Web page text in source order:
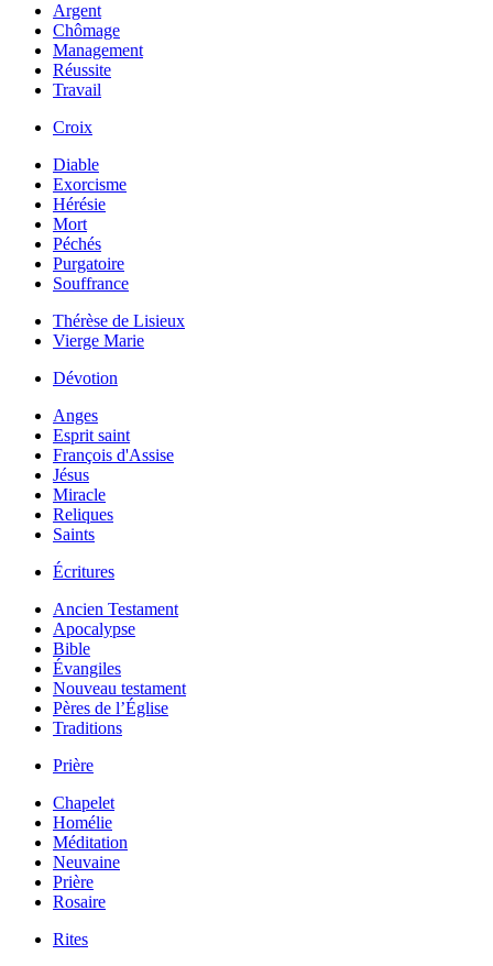
Argent
Chômage
Management
Réussite
Travail
Croix
Diable
Exorcisme
Hérésie
Mort
Péchés
Purgatoire
Souffrance
Thérèse de Lisieux
Vierge Marie
Dévotion
Anges
Esprit saint
François d'Assise
Jésus
Miracle
Reliques
Saints
Écritures
Ancien Testament
Apocalypse
Bible
Évangiles
Nouveau testament
Pères de l’Église
Traditions
Prière
Chapelet
Homélie
Méditation
Neuvaine
Prière
Rosaire
Rites